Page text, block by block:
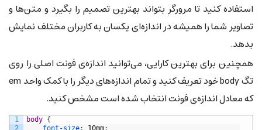
استفاده کنید تا مرورگر بتواند بهترین تصمیم را بگیرد و متن‌ها و
تصاویر شما را همیشه در اندازه‌ای یکسان به کاربران مختلف نمایش
بدهد.
همچنین برای بهترین کارایی، می‌توانید اندازه‌ی فونت اصلی را روی
تگ body خود تعریف کنید و تمام اندازه‌های دیگر را با کمک واحد em
که معادل اندازه‌ی فونت انتخاب شده است مشخص کنید.
1
2
body {
font-size: 10mm;